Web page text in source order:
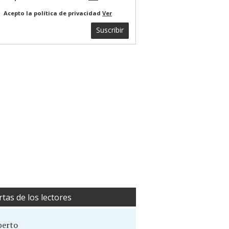
Acepto la política de privacidad Ver
Suscribir
de los lectores